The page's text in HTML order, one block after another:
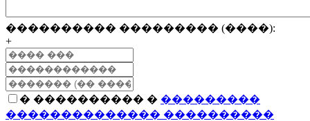
���������� ��������� (����):
+
� ���������� � ���������
�������������� ����������